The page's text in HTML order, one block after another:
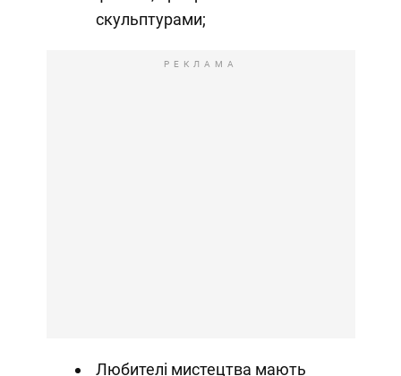
скульптурами;
РЕКЛАМА
Любителі мистецтва мають